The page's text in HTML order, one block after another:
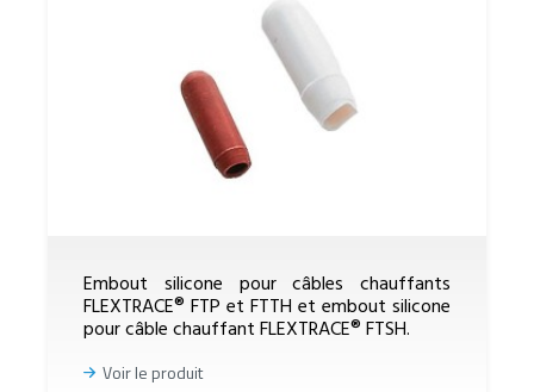
Embout silicone pour câbles chauffants
FLEXTRACE® FTP et FTTH et embout silicone
pour câble chauffant FLEXTRACE® FTSH.
Voir le produit